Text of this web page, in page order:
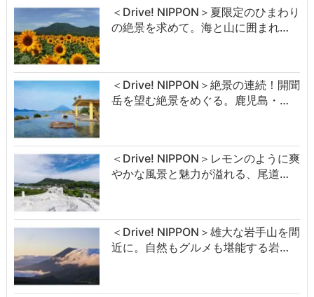
＜Drive! NIPPON＞夏限定のひまわり
の絶景を求めて。海と山に囲まれ…
＜Drive! NIPPON＞絶景の連続！開聞
岳を望む絶景をめぐる。鹿児島・…
＜Drive! NIPPON＞レモンのように爽
やかな風景と魅力が溢れる、尾道…
＜Drive! NIPPON＞雄大な岩手山を間
近に。自然もグルメも堪能する岩…